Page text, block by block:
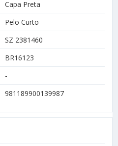
Capa Preta
Pelo Curto
SZ 2381460
BR16123
-
981189900139987